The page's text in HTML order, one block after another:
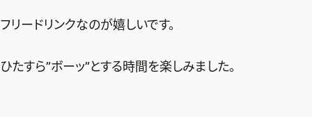
フリードリンクなのが嬉しいです。
ひたすら”ボーッ”とする時間を楽しみました。